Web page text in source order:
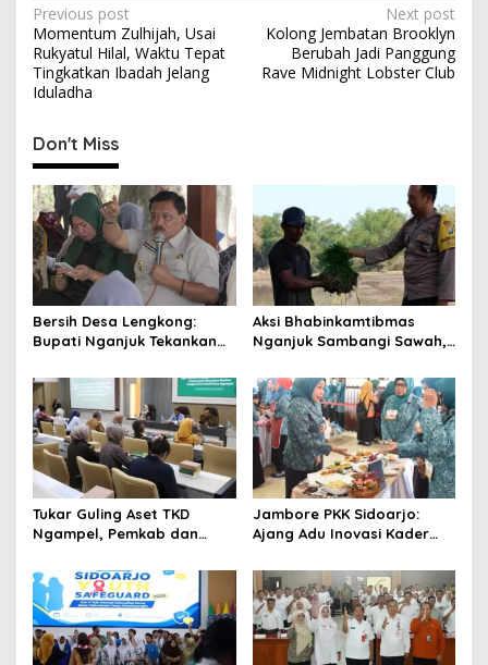
P
o
s
n
a
v
i
g
a
t
i
o
n
Previous post
Momentum Zulhijah, Usai
Rukyatul Hilal, Waktu Tepat
Tingkatkan Ibadah Jelang
Iduladha
Next post
Kolong Jembatan Brooklyn
Berubah Jadi Panggung
Rave Midnight Lobster Club
Don't Miss
Bersih Desa Lengkong:
Bupati Nganjuk Tekankan
Pembangunan
Aksi Bhabinkamtibmas
Nganjuk Sambangi Sawah,
Ketahanan Pangan
Tukar Guling Aset TKD
Ngampel, Pemkab dan
Berkolaborasi
Jambore PKK Sidoarjo:
Ajang Adu Inovasi Kader